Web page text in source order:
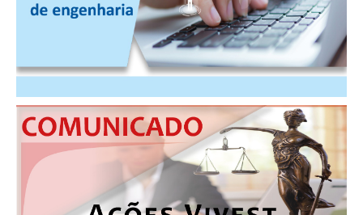
CONSÓRCIOS
CAMPANHAS SALARIAIS
COMUNICAÇÃO